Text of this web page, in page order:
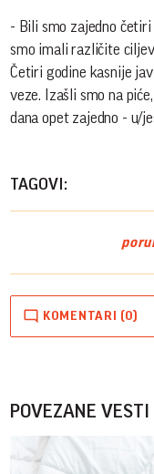
- Bili smo zajedno
smo imali različite
Četiri godine kasnije
veze. Izašli smo na
dana opet zajedno - u/
TAGOVI:
KOMENTARI (0)
POVEZANE VESTI